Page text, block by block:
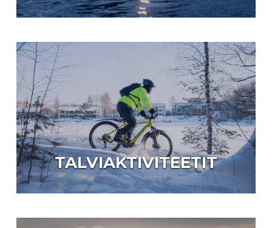
TALVIAKTIVITEETIT